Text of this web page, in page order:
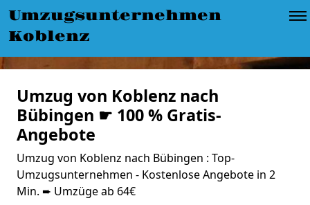
Umzugsunternehmen
Koblenz
Umzug von Koblenz nach
Bübingen ☛ 100 % Gratis-
Angebote
Umzug von Koblenz nach Bübingen : Top-
Umzugsunternehmen - Kostenlose Angebote in 2
Min. ➨ Umzüge ab 64€